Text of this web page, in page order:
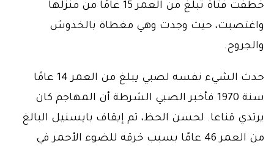
خُطفت فتاة تبلغ من العمر 15 عامًا من منزلها
واغتصبت، حيث وجدت وهي مغطاة بالخدوش
والجروح.
حدث الشيء نفسه لصبي يبلغ من العمر 14 عامًا
سنة 1970 فأخبر الصبي الشرطة أن المهاجم كان
يرتدي قناعا. لحسن الحظ، تم إيقاف بايسنيل البالغ
من العمر 46 عامًا بسبب خرقه للضوء الأحمر في